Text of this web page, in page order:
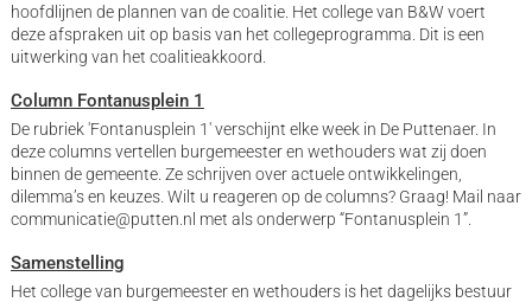
hoofdlijnen de plannen van de coalitie. Het college van B&W voert
deze afspraken uit op basis van het collegeprogramma. Dit is een
uitwerking van het coalitieakkoord.
Column Fontanusplein 1
De rubriek 'Fontanusplein 1' verschijnt elke week in De Puttenaer. In
deze columns vertellen burgemeester en wethouders wat zij doen
binnen de gemeente. Ze schrijven over actuele ontwikkelingen,
dilemma’s en keuzes. Wilt u reageren op de columns? Graag! Mail naar
communicatie@putten.nl met als onderwerp “Fontanusplein 1”.
Samenstelling
Het college van burgemeester en wethouders is het dagelijks bestuur